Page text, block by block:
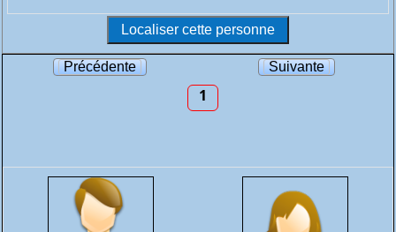
Précédente Suivante
1